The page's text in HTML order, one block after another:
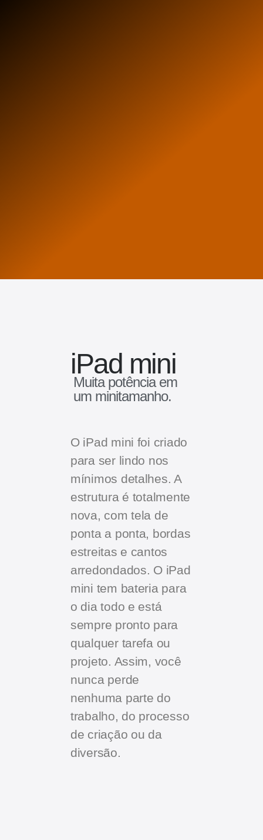
iPad mini
Muita potência em
um minitamanho.
O iPad mini foi criado
para ser lindo nos
mínimos detalhes. A
estrutura é totalmente
nova, com tela de
ponta a ponta, bordas
estreitas e cantos
arredondados. O iPad
mini tem bateria para
o dia todo e está
sempre pronto para
qualquer tarefa ou
projeto. Assim, você
nunca perde
nenhuma parte do
trabalho, do processo
de criação ou da
diversão.